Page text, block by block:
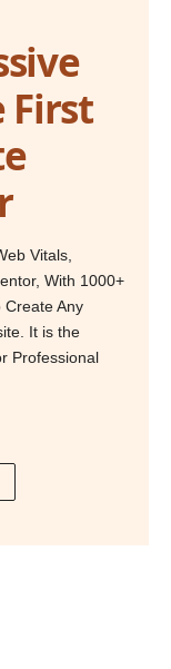
First
Vitals,
With 1000+
Create Any
It is the
Professional